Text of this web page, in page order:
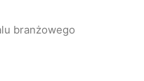
branżowego